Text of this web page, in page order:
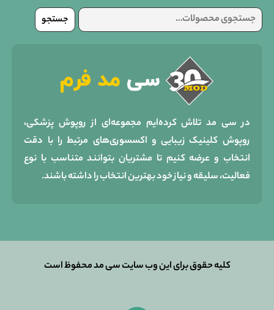
جستجو
برای:
جستجو
در سی مد تلاش کرده‌ایم مجموعه‌ای از روپوش پزشکی،
روپوش کلینیک زیبایی و اکسسوری‌های مرتبط را با دقت
انتخاب و عرضه کنیم تا مشتریان بتوانند متناسب با نوع
فعالیت، سلیقه و نیاز خود بهترین انتخاب را داشته باشند.
کلیه حقوق برای این وب سایت سی مد محفوظ است